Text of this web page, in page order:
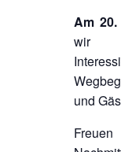
Am
wir
und